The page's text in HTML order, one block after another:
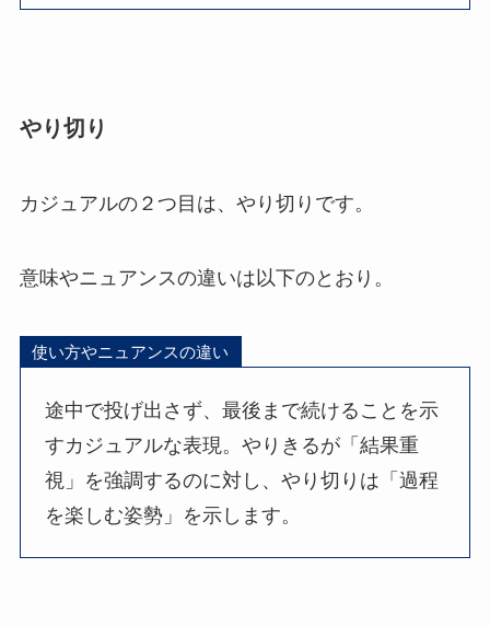
やり切り
カジュアルの２つ目は、やり切りです。
意味やニュアンスの違いは以下のとおり。
使い方やニュアンスの違い
途中で投げ出さず、最後まで続けることを示
すカジュアルな表現。やりきるが「結果重
視」を強調するのに対し、やり切りは「過程
を楽しむ姿勢」を示します。